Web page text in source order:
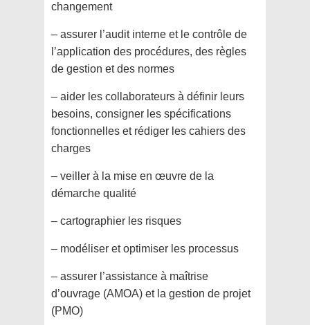
changement
– assurer l’audit interne et le contrôle de
l’application des procédures, des règles
de gestion et des normes
– aider les collaborateurs à définir leurs
besoins, consigner les spécifications
fonctionnelles et rédiger les cahiers des
charges
– veiller à la mise en œuvre de la
démarche qualité
– cartographier les risques
– modéliser et optimiser les processus
– assurer l’assistance à maîtrise
d’ouvrage (AMOA) et la gestion de projet
(PMO)